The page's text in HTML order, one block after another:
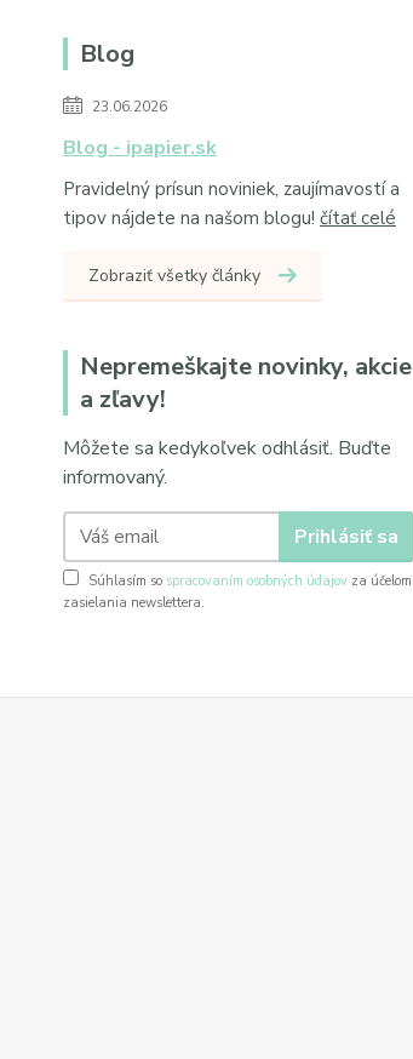
Blog
23.06.2026
Blog - ipapier.sk
Pravidelný prísun noviniek, zaujímavostí a
tipov nájdete na našom blogu! čítať celé
Zobraziť všetky články
Nepremeškajte novinky, akcie
a zľavy!
Môžete sa kedykoľvek odhlásiť. Buďte
informovaný.
Prihlásiť sa
Súhlasím so spracovaním osobných údajov za účelom
zasielania newslettera.